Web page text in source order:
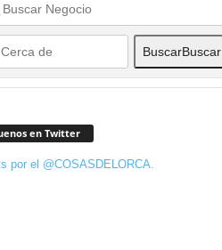
BuscarBuscar
en Twitter
por el @COSASDELORCA.